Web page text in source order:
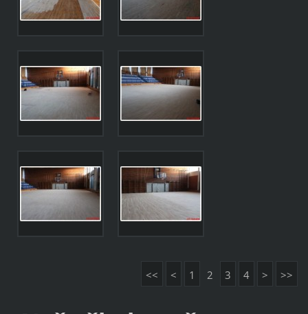
<< < 1 2 3 4 > >>